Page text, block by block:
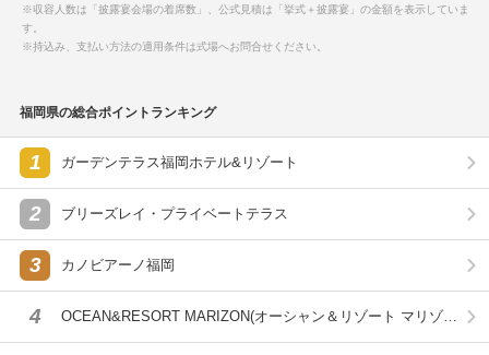
※収容人数は「披露宴会場の着席数」、公式見積は「挙式＋披露宴」の金額を表示していま
す。
※持込み、支払い方法の適用条件は式場へお問合せください。
福岡県の総合ポイントランキング
1 ガーデンテラス福岡ホテル&リゾート
2 ブリーズレイ・プライベートテラス
3 カノビアーノ福岡
4
OCEAN&RESORT MARIZON(オーシャン＆リゾート マリゾ